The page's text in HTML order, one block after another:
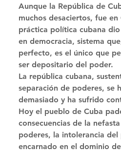
Aunque la República de
muchos desaciertos, fue
práctica política cubana
en democracia, sistema
perfecto, es el único que
ser depositario del poder.
La república cubana,
separación de poderes, se
demasiado y ha sufrido
Hoy el pueblo de Cuba
consecuencias de la
poderes, la intolerancia del
encarnado en el dominio